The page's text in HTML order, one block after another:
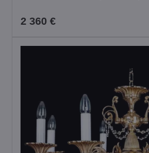
2 360 €